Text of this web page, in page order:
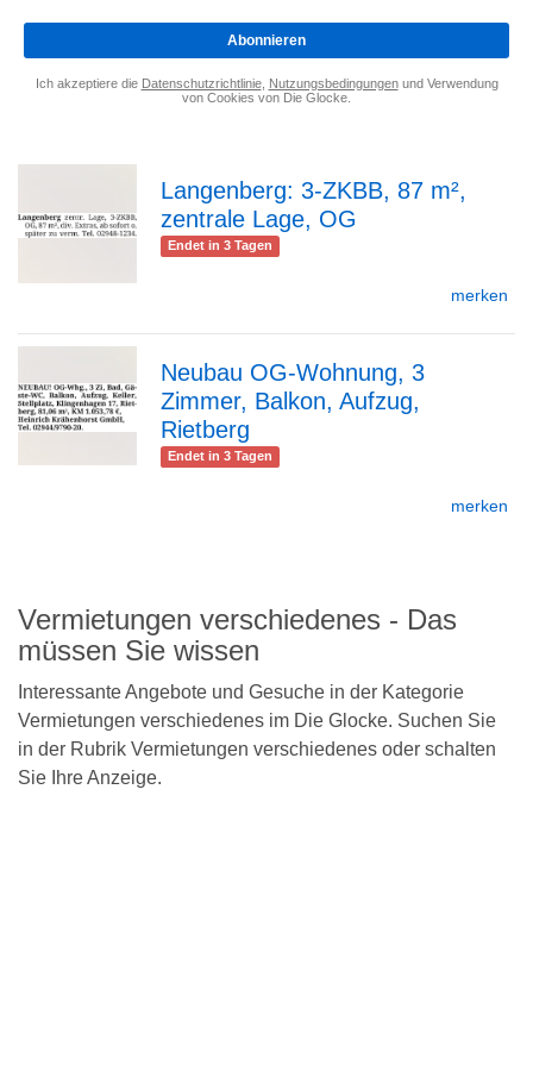
*
Abonnieren
Ich akzeptiere die Datenschutzrichtlinie, Nutzungsbedingungenund Verwendung
von Cookies von Die Glocke.
zur
Langenberg: 3-ZKBB, 87 m²,
zentrale Lage, OG
Endet in 3 Tagen
merken
zur
Neubau OG-Wohnung, 3
Zimmer, Balkon, Aufzug,
Rietberg
Endet in 3 Tagen
merken
Vermietungen verschiedenes - Das
müssen Sie wissen
Interessante Angebote und Gesuche in der Kategorie
Vermietungen verschiedenes im Die Glocke. Suchen Sie
in der Rubrik Vermietungen verschiedenes oder schalten
Sie Ihre Anzeige.